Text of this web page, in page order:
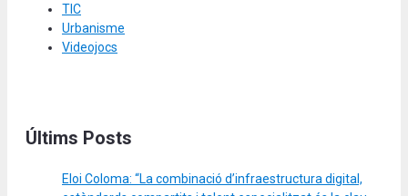
TIC
Urbanisme
Videojocs
Últims Posts
Eloi Coloma: “La combinació d’infraestructura digital,